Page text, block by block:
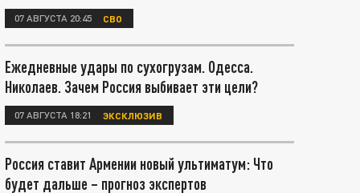
07 АВГУСТА 20:45 СВО
Ежедневные удары по сухогрузам. Одесса.
Николаев. Зачем Россия выбивает эти цели?
07 АВГУСТА 18:21 ЭКСКЛЮЗИВ
Россия ставит Армении новый ультиматум: Что
будет дальше – прогноз экспертов